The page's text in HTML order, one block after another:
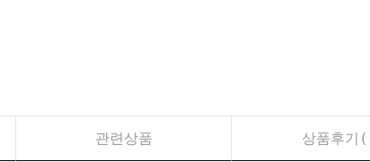
관련상품 상품후기(